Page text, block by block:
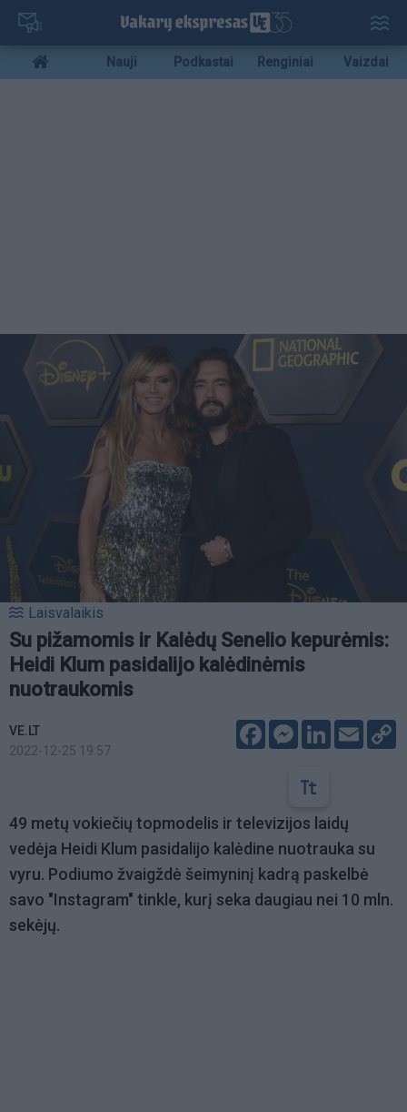
Pereiti
pagrindinį
turinį
Mobile
menu
Nauji Podkastai Renginiai Vaizdai
Laisvalaikis
Su pižamomis ir Kalėdų Senelio kepurėmis:
Heidi Klum pasidalijo kalėdinėmis
nuotraukomis
VE.LT
2022-12-25 19:57
FacebookMessenger
LinkedIn
Email
49 metų vokiečių topmodelis ir televizijos laidų
vedėja Heidi Klum pasidalijo kalėdine nuotrauka su
vyru. Podiumo žvaigždė šeimyninį kadrą paskelbė
savo "Instagram" tinkle, kurį seka daugiau nei 10 mln.
sekėjų.